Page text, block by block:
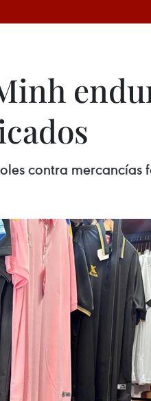
contra mercancías